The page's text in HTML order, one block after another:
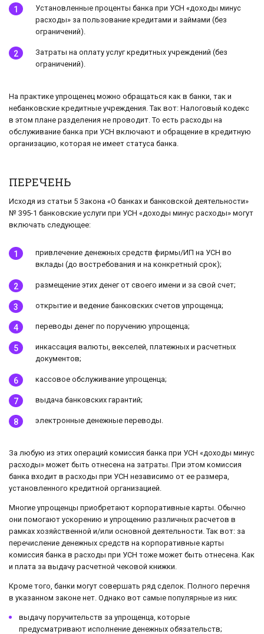
Установленные проценты банка при УСН «доходы минус
расходы» за пользование кредитами и займами (без
ограничений).
Затраты на оплату услуг кредитных учреждений (без
ограничений).
На практике упрощенец можно обращаться как в банки, так и
небанковские кредитные учреждения. Так вот: Налоговый кодекс
в этом плане разделения не проводит. То есть расходы на
обслуживание банка при УСН включают и обращение в кредитную
организацию, которая не имеет статуса банка.
ПЕРЕЧЕНЬ
Исходя из статьи 5 Закона «О банках и банковской деятельности»
№ 395-1 банковские услуги при УСН «доходы минус расходы» могут
включать следующее:
привлечение денежных средств фирмы/ИП на УСН во
вклады (до востребования и на конкретный срок);
размещение этих денег от своего имени и за свой счет;
открытие и ведение банковских счетов упрощенца;
переводы денег по поручению упрощенца;
инкассация валюты, векселей, платежных и расчетных
документов;
кассовое обслуживание упрощенца;
выдача банковских гарантий;
электронные денежные переводы.
За любую из этих операций комиссия банка при УСН «доходы минус
расходы» может быть отнесена на затраты. При этом комиссия
банка входит в расходы при УСН независимо от ее размера,
установленного кредитной организацией.
Многие упрощенцы приобретают корпоративные карты. Обычно
они помогают ускорению и упрощению различных расчетов в
рамках хозяйственной и/или основной деятельности. Так вот: за
перечисление денежных средств на корпоративные карты
комиссия банка в расходы при УСН тоже может быть отнесена. Как
и плата за выдачу расчетной чековой книжки.
Кроме того, банки могут совершать ряд сделок. Полного перечня
в указанном законе нет. Однако вот самые популярные из них:
выдачу поручительств за упрощенца, которые
предусматривают исполнение денежных обязательств;